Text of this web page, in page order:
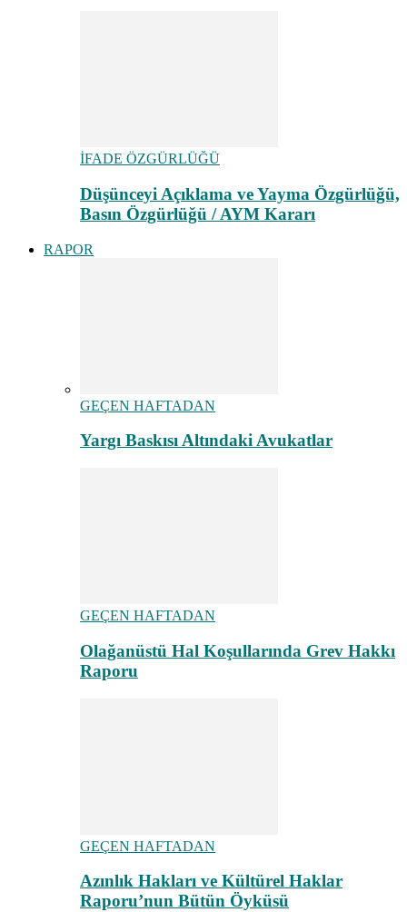
İFADE ÖZGÜRLÜĞÜ
Düşünceyi Açıklama ve Yayma Özgürlüğü,
Basın Özgürlüğü / AYM Kararı
RAPOR
GEÇEN HAFTADAN
Yargı Baskısı Altındaki Avukatlar
GEÇEN HAFTADAN
Olağanüstü Hal Koşullarında Grev Hakkı
Raporu
GEÇEN HAFTADAN
Azınlık Hakları ve Kültürel Haklar
Raporu’nun Bütün Öyküsü